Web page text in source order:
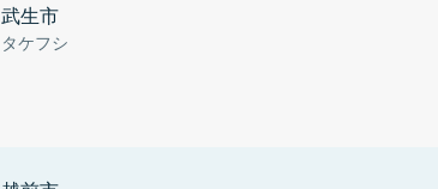
武生市
タケフシ